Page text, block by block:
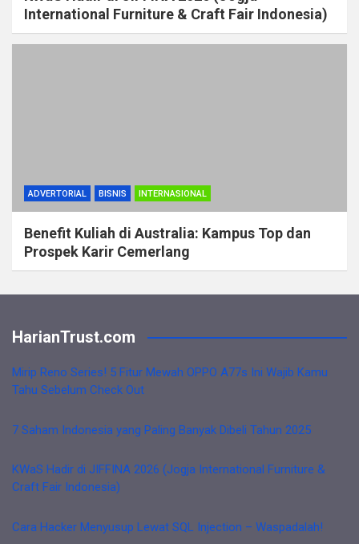
International Furniture & Craft Fair Indonesia)
ADVERTORIAL BISNIS INTERNASIONAL
Benefit Kuliah di Australia: Kampus Top dan
Prospek Karir Cemerlang
HarianTrust.com
Mirip Reno Series! 5 Fitur Mewah OPPO A77s Ini Wajib Kamu
Tahu Sebelum Check Out
7 Saham Indonesia yang Paling Banyak Dibeli Tahun 2025
KWaS Hadir di JIFFINA 2026 (Jogja International Furniture &
Craft Fair Indonesia)
Cara Hacker Menyusup Lewat SQL Injection – Waspadalah!